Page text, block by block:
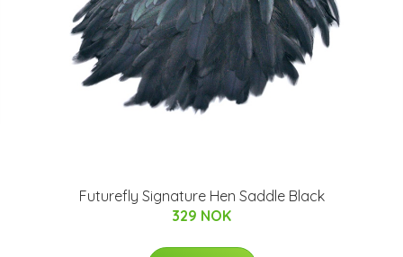
Futurefly Signature Hen Saddle Black
329 NOK